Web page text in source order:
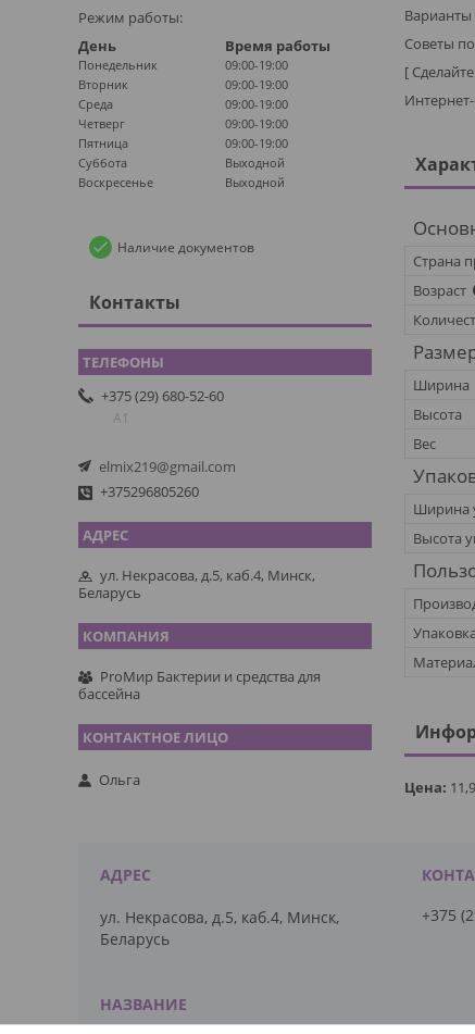
Варианты
Советы
[
Страна
Возраст
Ширина
Высота
Вес
Ширина
Высота
Упаковка
Цена:
Режим работы:
День
Время работы
Понедельник
09:00-19:00
Вторник
09:00-19:00
Среда
09:00-19:00
Четверг
09:00-19:00
Пятница
09:00-19:00
Суббота
Выходной
Воскресенье
Выходной
Наличие документов
Контакты
+375 (29) 680-52-60
А1
elmix219@gmail.com
+375296805260
ул. Некрасова, д.5, каб.4, Минск,
Беларусь
ProМир Бактерии и средства для
бассейна
Ольга
ул. Некрасова, д.5, каб.4, Минск,
Беларусь
+375